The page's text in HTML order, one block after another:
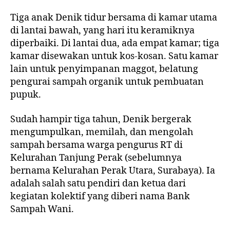
Tiga anak Denik tidur bersama di kamar utama
di lantai bawah, yang hari itu keramiknya
diperbaiki. Di lantai dua, ada empat kamar; tiga
kamar disewakan untuk kos-kosan. Satu kamar
lain untuk penyimpanan maggot, belatung
pengurai sampah organik untuk pembuatan
pupuk.
Sudah hampir tiga tahun, Denik bergerak
mengumpulkan, memilah, dan mengolah
sampah bersama warga pengurus RT di
Kelurahan Tanjung Perak (sebelumnya
bernama Kelurahan Perak Utara, Surabaya). Ia
adalah salah satu pendiri dan ketua dari
kegiatan kolektif yang diberi nama Bank
Sampah Wani.